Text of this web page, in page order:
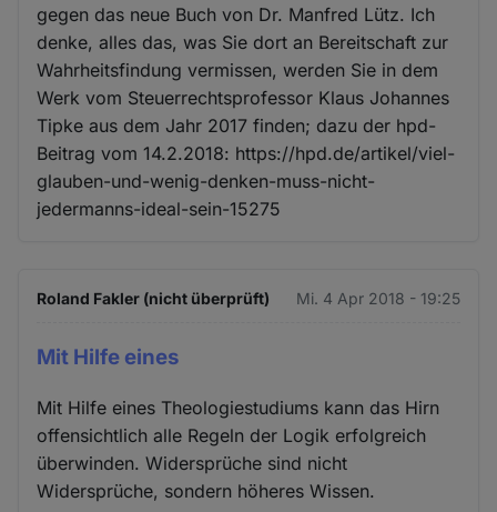
gegen das neue Buch von Dr. Manfred Lütz. Ich
denke, alles das, was Sie dort an Bereitschaft zur
Wahrheitsfindung vermissen, werden Sie in dem
Werk vom Steuerrechtsprofessor Klaus Johannes
Tipke aus dem Jahr 2017 finden; dazu der hpd-
Beitrag vom 14.2.2018: https://hpd.de/artikel/viel-
glauben-und-wenig-denken-muss-nicht-
jedermanns-ideal-sein-15275
Roland Fakler (nicht überprüft) Mi. 4 Apr 2018 - 19:25
Mit Hilfe eines
Mit Hilfe eines Theologiestudiums kann das Hirn
offensichtlich alle Regeln der Logik erfolgreich
überwinden. Widersprüche sind nicht
Widersprüche, sondern höheres Wissen.